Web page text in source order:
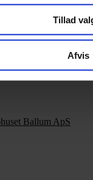
Tillad
Afvis
Ballum ApS